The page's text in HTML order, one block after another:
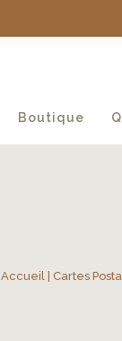
Boutique
Accueil Cartes